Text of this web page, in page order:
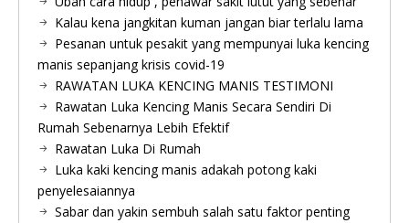
Kalau kena jangkitan kuman jangan biar terlalu lama
Pesanan untuk pesakit yang mempunyai luka kencing
manis sepanjang krisis covid-19
RAWATAN LUKA KENCING MANIS TESTIMONI
Rawatan Luka Kencing Manis Secara Sendiri Di
Rumah Sebenarnya Lebih Efektif
Rawatan Luka Di Rumah
Luka kaki kencing manis adakah potong kaki
penyelesaiannya
Sabar dan yakin sembuh salah satu faktor penting